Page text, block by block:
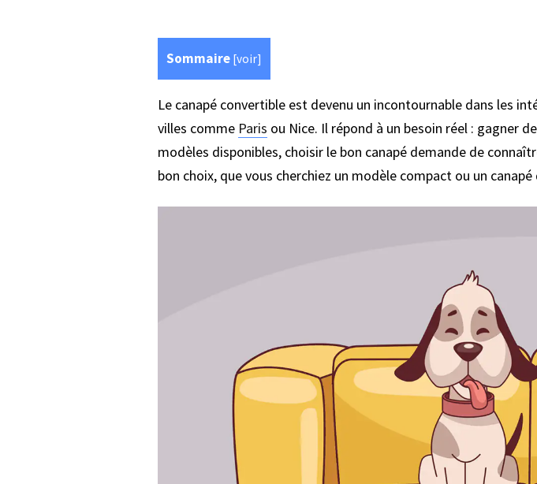
Sommaire [voir]
Le canapé convertible est devenu un incontournable dans les
villes comme Paris ou Nice. Il répond à un besoin réel : gagner
modèles disponibles, choisir le bon canapé demande de
bon choix, que vous cherchiez un modèle compact ou un canapé